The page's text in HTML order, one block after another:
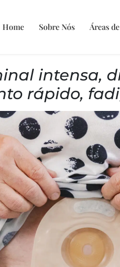
Home Sobre Nós Áreas
intensa,
rápido,